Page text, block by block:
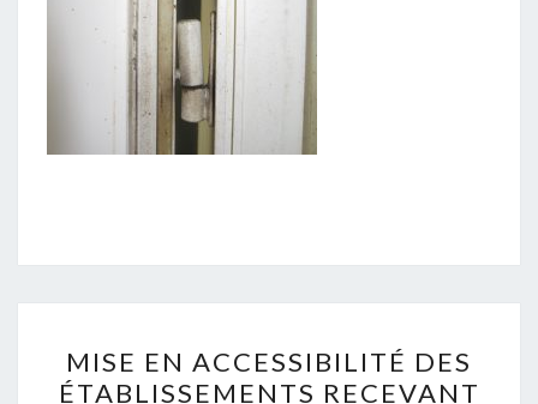
EN
MISE EN ACCESSIBILITÉ DES
ÉTABLISSEMENTS RECEVANT